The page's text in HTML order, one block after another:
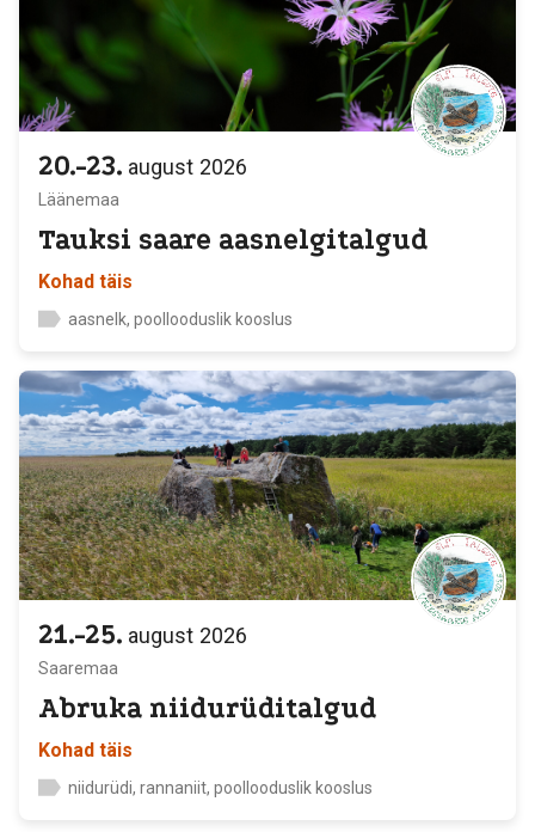
2026
20.-23. august
Läänemaa
Tauksi saare aasnelgitalgud
Kohad täis
aasnelk, poollooduslik kooslus
2026
21.-25. august
Saaremaa
Abruka niidurüditalgud
Kohad täis
niidurüdi, rannaniit, poollooduslik kooslus